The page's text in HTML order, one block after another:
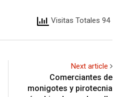
Visitas Totales 94
Next article
Comerciantes de
monigotes y pirotecnia